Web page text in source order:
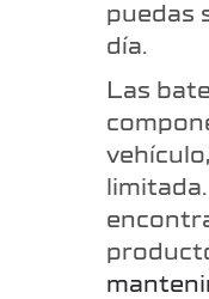
puedas
día.
Las